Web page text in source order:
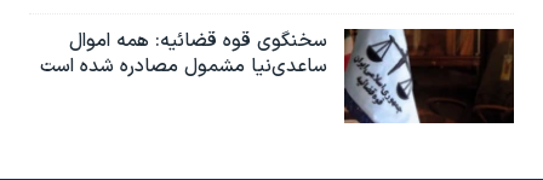
سخنگوی قوه قضائیه: همه اموال
ساعدی‌نیا مشمول مصادره شده است